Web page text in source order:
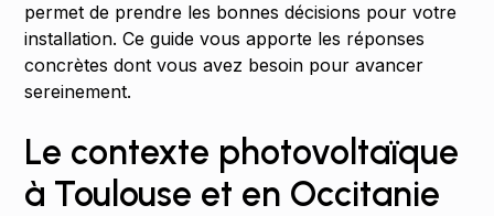
permet de prendre les bonnes décisions pour votre
installation. Ce guide vous apporte les réponses
concrètes dont vous avez besoin pour avancer
sereinement.
Le contexte photovoltaïque
à Toulouse et en Occitanie